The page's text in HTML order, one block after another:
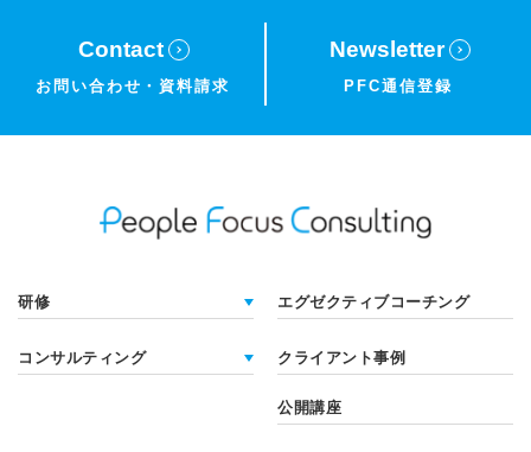
Contact
お問い合わせ・ 資料請求
Newsletter
PFC通信登録
研修 エグゼクティブコーチング
コンサルティング クライアント事例
公開講座